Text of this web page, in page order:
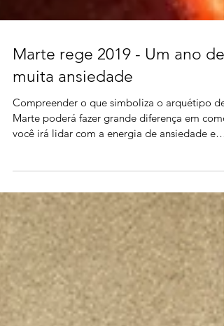
Marte rege 2019 - Um ano de
muita ansiedade
Marte poderá fazer grande diferença em como
você irá lidar com a energia de ansiedade e
proativid